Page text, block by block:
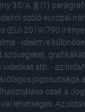
35/A. § (1)
szóló európai
(EU) 2019/790
- ideértve
szövegeket,
videókat stb. - az
jogosultsága
csak a
lehetséges. Az